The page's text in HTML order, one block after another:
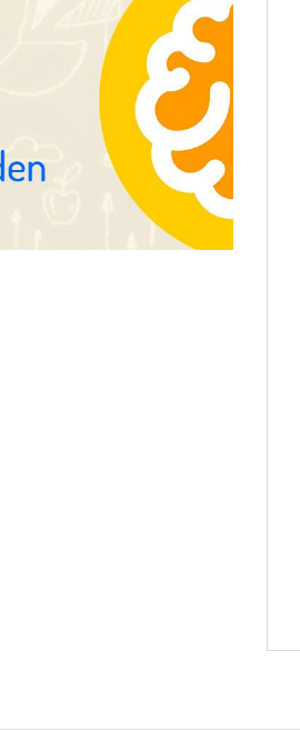
llamada: los destinos con
mayores caídas de precios para
agosto, según KAYAK
Laura incorpora
a su selección de